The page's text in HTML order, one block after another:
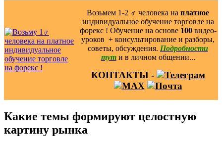
Возьмем 1-2 ‍♂️ человека на платное
индивидуальное обучение торговле на
форекс ! Обучение на основе 100видео-
уроков ️ + консультирование и разборы,
советы, обсуждения. Подробности
тут и в личном общении...
КОНТАКТЫ -
Какие темы формируют целостную
картину рынка